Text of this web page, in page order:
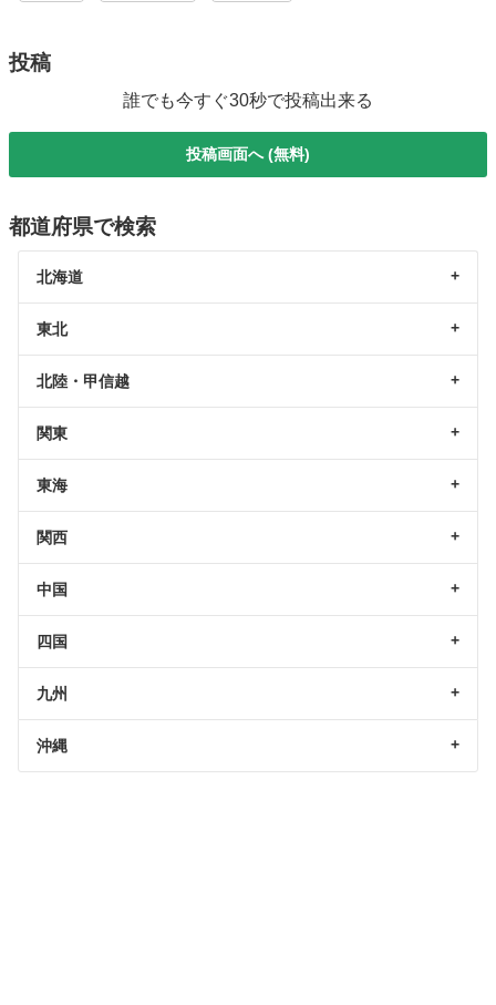
投稿
誰でも今すぐ30秒で投稿出来る
投稿画面へ (無料)
都道府県で検索
北海道
東北
北陸・甲信越
関東
東海
関西
中国
四国
九州
沖縄